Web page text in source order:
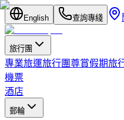
English 查詢專綫
旅行團
專業旅運旅行團尊賞假期旅
機票
酒店
郵輪